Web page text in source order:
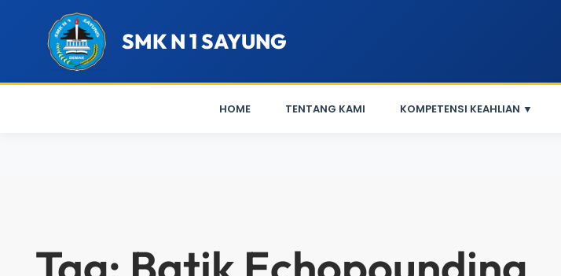
SMK N 1 SAYUNG
HOME TENTANG KAMI KOMPETENSI KEAHLIAN ▼